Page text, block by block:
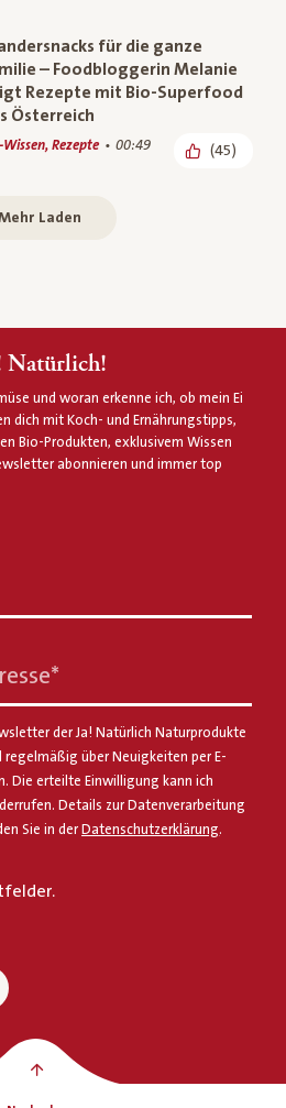
für die ganze
– Foodbloggerin Melanie
Rezepte mit Bio-Superfood
Österreich
Wissen, Rezepte 00:49 (45)
Laden
Natürlich!
und woran erkenne ich, ob mein Ei
dich mit Koch- und Ernährungstipps,
Bio-Produkten, exklusivem Wissen
abonnieren und immer top
*
der Ja! Natürlich Naturprodukte
regelmäßig über Neuigkeiten per E-
Die erteilte Einwilligung kann ich
Details zur Datenverarbeitung
Sie in der Datenschutzerklärung.